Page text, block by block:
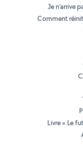
Je n'arrive
Comment
Livre « Le